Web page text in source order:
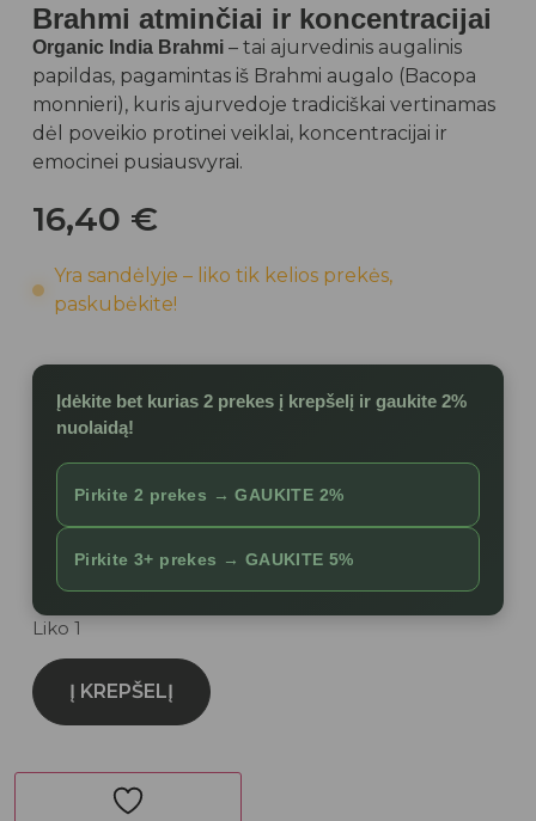
Brahmi atminčiai ir koncentracijai
Organic India Brahmi– tai ajurvedinis augalinis
papildas, pagamintas iš Brahmi augalo (Bacopa
monnieri), kuris ajurvedoje tradiciškai vertinamas
dėl poveikio protinei veiklai, koncentracijai ir
emocinei pusiausvyrai.
16,40 €
Yra sandėlyje – liko tik kelios prekės,
paskubėkite!
Įdėkite bet kurias 2 prekes į krepšelį ir gaukite 2%
nuolaidą!
Pirkite 2 prekes →GAUKITE 2%
Pirkite 3+ prekes → GAUKITE 5%
Liko 1
Į KREPŠELĮ